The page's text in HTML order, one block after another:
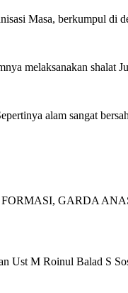
Masa, berkumpul di
melaksanakan
alam sangat
GARDA
M Roinul Balad S